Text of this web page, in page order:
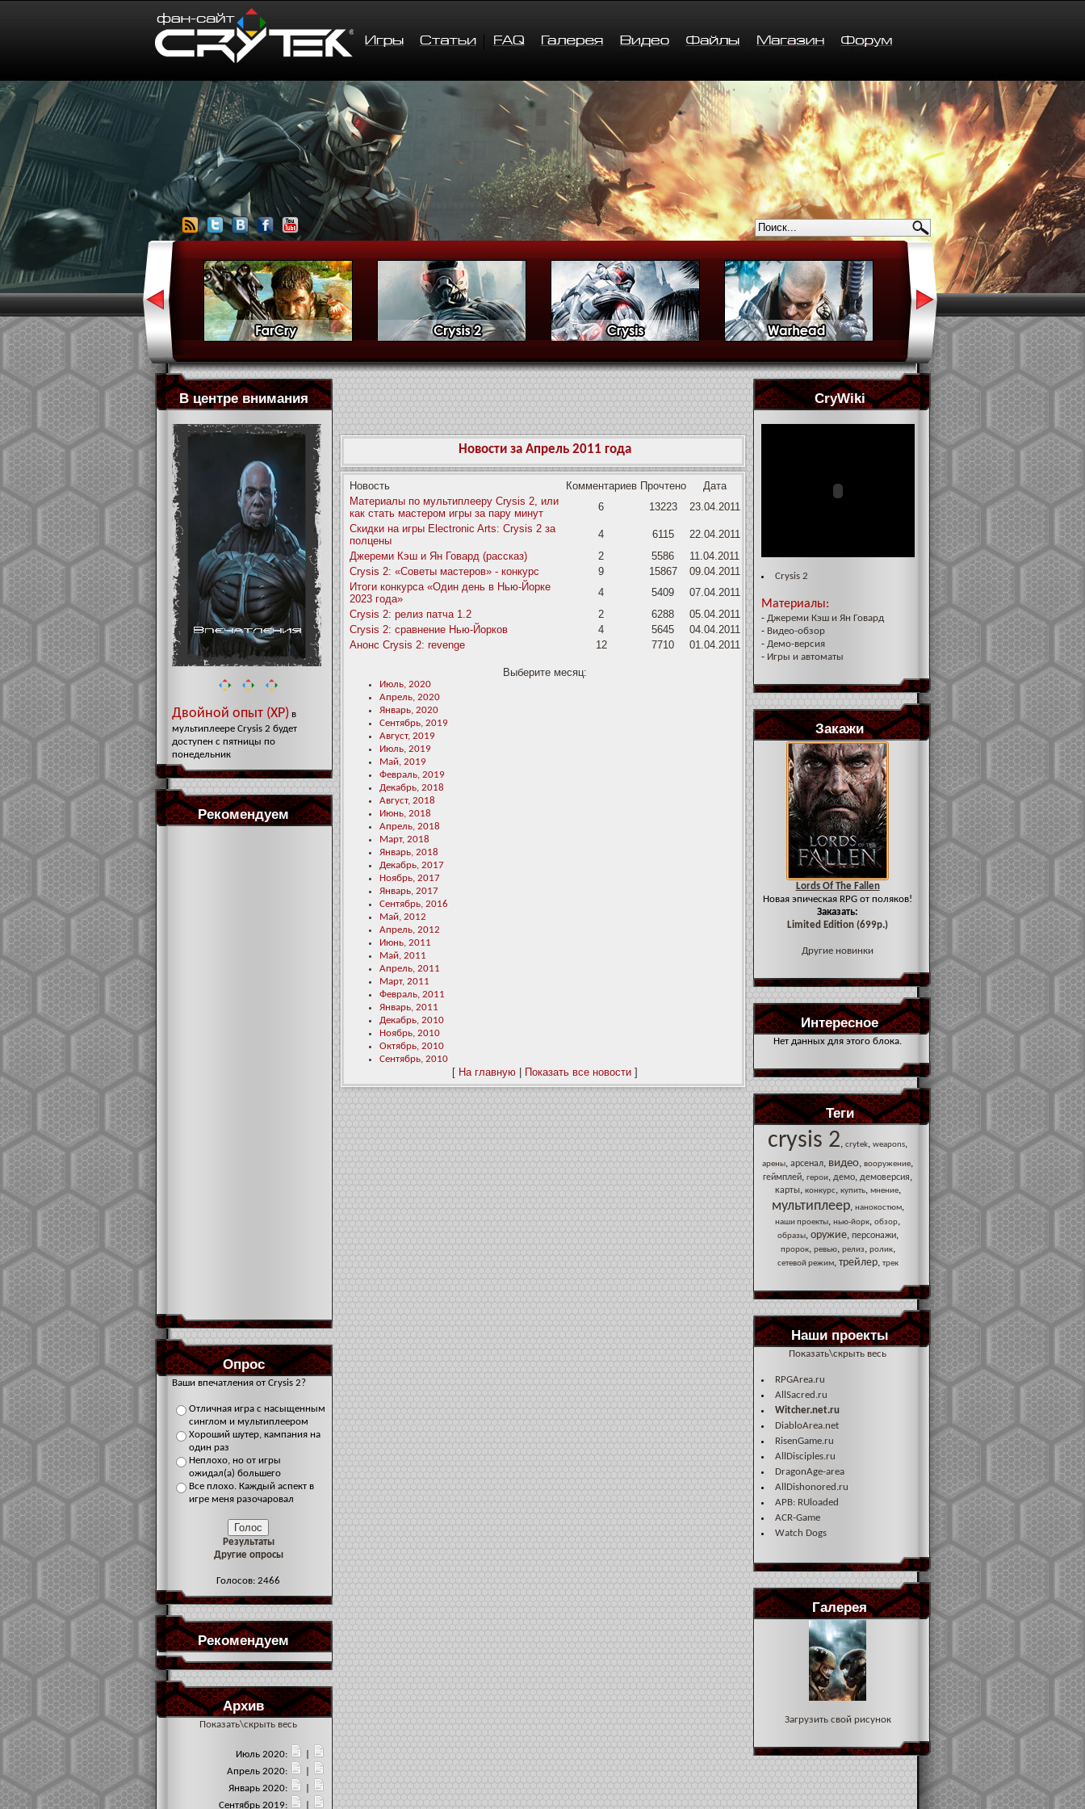
В центре внимания
Двойной опыт (XP)в
мультиплеере Crysis 2 будет
доступен с пятницы по
понедельник
Рекомендуем
Опрос
Ваши впечатления от Crysis 2?
Отличная игра с насыщенным
синглом и мультиплеером
Хороший шутер, кампания на
один раз
Неплохо, но от игры
ожидал(а) большего
Все плохо. Каждый аспект в
игре меня разочаровал
Результаты
Другие опросы
Голосов: 2466
Рекомендуем
Архив
Показать\скрыть весь
Июль 2020:
Апрель 2020:
Январь 2020:
Сентябрь 2019:
Новости за Апрель 2011 года
Новость Комментариев Прочтено
Дата
Материалы по мультиплееру Crysis 2, или
как стать мастером игры за пару минут
6 13223
23.04.2011
Скидки на игры Electronic Arts: Crysis 2 за
полцены
4 6115
22.04.2011
Джереми Кэш и Ян Говард (рассказ)
2 5586
11.04.2011
Crysis 2: «Советы мастеров» - конкурс
9 15867
09.04.2011
Итоги конкурса «Один день в Нью-Йорке
2023 года»
4 5409
07.04.2011
Crysis 2: релиз патча 1.2
2 6288
05.04.2011
Crysis 2: сравнение Нью-Йорков
4 5645
04.04.2011
Анонс Crysis 2: revenge
12 7710 01.04.2011
Выберите месяц:
Июль, 2020
Апрель, 2020
Январь, 2020
Сентябрь, 2019
Август, 2019
Июль, 2019
Май, 2019
Февраль, 2019
Декабрь, 2018
Август, 2018
Июнь, 2018
Апрель, 2018
Март, 2018
Январь, 2018
Декабрь, 2017
Ноябрь, 2017
Январь, 2017
Сентябрь, 2016
Май, 2012
Апрель, 2012
Июнь, 2011
Май, 2011
Апрель, 2011
Март, 2011
Февраль, 2011
Январь, 2011
Декабрь, 2010
Ноябрь, 2010
Октябрь, 2010
Сентябрь, 2010
[ На главную| Показать все новости]
CryWiki
Crysis 2
Материалы:
- Джереми Кэш и Ян Говард
- Видео-обзор
- Демо-версия
- Игры и автоматы
Закажи
Lords Of The Fallen
Новая эпическая RPG от поляков!
Заказать:
Limited Edition (699р.)
Другие новинки
Интересное
Нет данных для этого блока.
Теги
crysis 2, crytek, weapons,
арены, арсенал, видео, вооружение,
геймплей, герои, демо, демоверсия,
карты, конкурс, купить, мнение,
мультиплеер, нанокостюм,
наши проекты, нью-йорк, обзор,
образы, оружие, персонажи,
пророк, ревью, релиз, ролик,
сетевой режим, трейлер, трек
Наши проекты
Показать\скрыть весь
RPGArea.ru
AllSacred.ru
Witcher.net.ru
DiabloArea.net
RisenGame.ru
AllDisciples.ru
DragonAge-area
AllDishonored.ru
APB: RUloaded
ACR-Game
Watch Dogs
Галерея
Загрузить свой рисунок